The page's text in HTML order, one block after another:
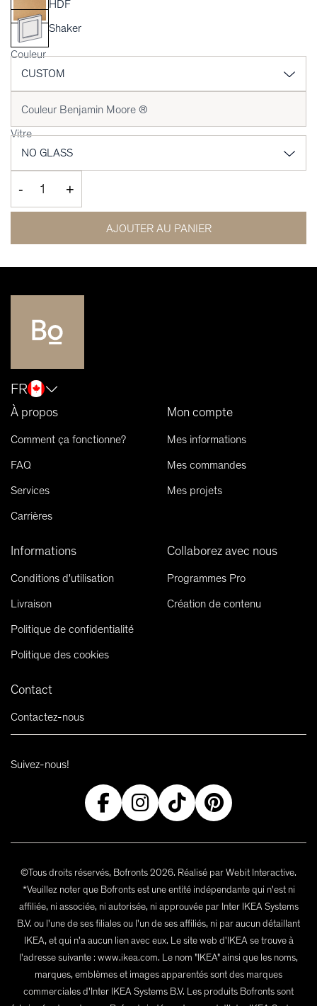
HDF
Shaker
Couleur
Vitre
- +
AJOUTER AU PANIER
FR
À propos
Comment ça fonctionne?
FAQ
Services
Carrières
Mon compte
Mes informations
Mes commandes
Mes projets
Informations
Conditions d'utilisation
Livraison
Politique de confidentialité
Politique des cookies
Collaborez avec nous
Programmes Pro
Création de contenu
Contact
Contactez-nous
Suivez-nous!
©Tous droits réservés, Bofronts 2026. Réalisé par Webit Interactive.
*Veuillez noter que Bofronts est une entité indépendante qui n'est ni
affiliée, ni associée, ni autorisée, ni approuvée par Inter IKEA Systems
B.V. ou l'une de ses filiales ou l'un de ses affiliés, ni par aucun détaillant
IKEA, et qui n'a aucun lien avec eux. Le site web d'IKEA se trouve à
l'adresse suivante : www.ikea.com. Le nom "IKEA" ainsi que les noms,
marques, emblèmes et images apparentés sont des marques
commerciales d'Inter IKEA Systems B.V. Les produits Bofronts sont